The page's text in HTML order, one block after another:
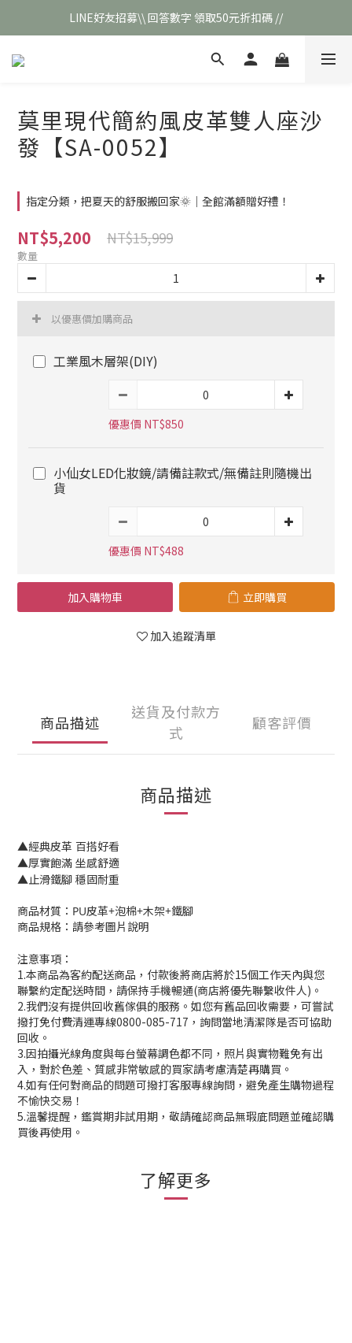
\\新會員註冊// 贈100元購物金❣️
LINE好友招募\\ 回答數字 領取50元折扣碼 //
\\新會員註冊// 贈100元購物金❣️
莫里現代簡約風皮革雙人座沙
發【SA-0052】
指定分類，把夏天的舒服搬回家🌞｜全館滿額贈好禮！
NT$5,200 NT$15,999
數量
以優惠價加購商品
工業風木層架(DIY)
優惠價 NT$850
小仙女LED化妝鏡/請備註款式/無備註則隨機出
貨
優惠價 NT$488
加入購物車 立即購買
加入追蹤清單
商品描述
送貨及付款方
式
顧客評價
商品描述
▲經典皮革 百搭好看
▲厚實飽滿 坐感舒適
▲止滑鐵腳 穩固耐重
商品材質：PU皮革+泡棉+木架+鐵腳
商品規格：請參考圖片說明
注意事項：
1.本商品為客約配送商品，付款後將商店將於15個工作天內與您
聯繫約定配送時間，請保持手機暢通(商店將優先聯繫收件人)。
2.我們沒有提供回收舊傢俱的服務。如您有舊品回收需要，可嘗試
撥打免付費清運專線0800-085-717，詢問當地清潔隊是否可協助
回收。
3.因拍攝光線角度與每台螢幕調色都不同，照片與實物難免有出
入，對於色差、質感非常敏感的買家請考慮清楚再購買。
4.如有任何對商品的問題可撥打客服專線詢問，避免產生購物過程
不愉快交易！
5.溫馨提醒，鑑賞期非試用期，敬請確認商品無瑕庛問題並確認購
買後再使用。
了解更多